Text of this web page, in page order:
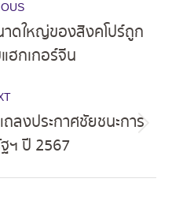
Previous
ดใหญ่ของสิงคโปร์ถูก
ฮกเกอร์จีน
ลงประกาศชัยชนะการ
ฯ ปี 2567